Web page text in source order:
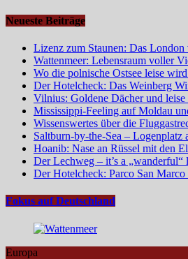
Neueste Beiträge
Lizenz zum Staunen: Das London
Wattenmeer: Lebensraum voller
Wo die polnische Ostsee leise
Der Hotelcheck: Das Weinberg
Vilnius: Goldene Dächer und leise
Mississippi-Feeling auf Moldau
Wissenswertes über die
Saltburn-by-the-Sea – Logenplatz
Hoanib: Nase an Rüssel mit den
Der Lechweg – it’s a
Der Hotelcheck: Parco San Marco
Fokus auf Deutschland
Europa